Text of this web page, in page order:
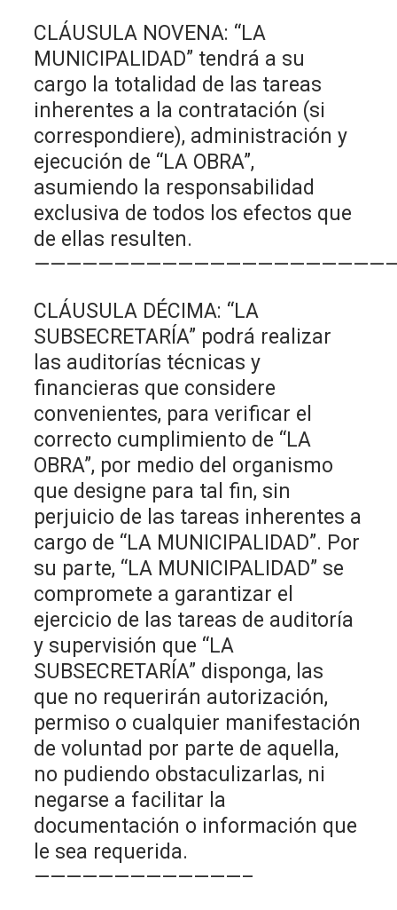
CLÁUSULA NOVENA: “LA
MUNICIPALIDAD” tendrá a su
cargo la totalidad de las tareas
inherentes a la contratación (si
correspondiere), administración y
ejecución de “LA OBRA”,
asumiendo la responsabilidad
exclusiva de todos los efectos que
de ellas resulten.
CLÁUSULA DÉCIMA: “LA
SUBSECRETARÍA” podrá realizar
las auditorías técnicas y
financieras que considere
convenientes, para verificar el
correcto cumplimiento de “LA
OBRA”, por medio del organismo
que designe para tal fin, sin
perjuicio de las tareas inherentes a
cargo de “LA MUNICIPALIDAD”. Por
su parte, “LA MUNICIPALIDAD” se
compromete a garantizar el
ejercicio de las tareas de auditoría
y supervisión que “LA
SUBSECRETARÍA” disponga, las
que no requerirán autorización,
permiso o cualquier manifestación
de voluntad por parte de aquella,
no pudiendo obstaculizarlas, ni
negarse a facilitar la
documentación o información que
le sea requerida.
—————————————–